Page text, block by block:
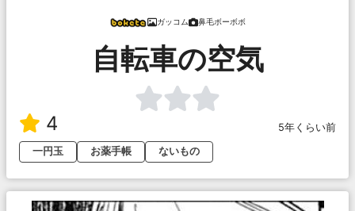
ガッコム 鼻毛ボーボボ
自転車の空気
4
5年くらい前
一円玉
お薬手帳 ないもの